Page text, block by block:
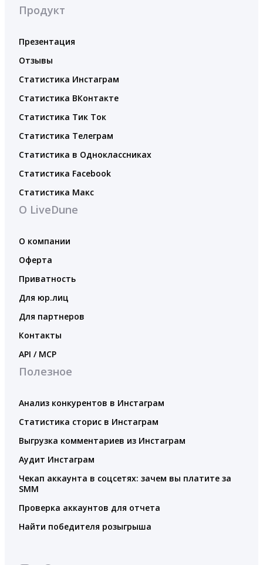
Продукт
Презентация
Отзывы
Статистика Инстаграм
Статистика ВКонтакте
Статистика Тик Ток
Статистика Телеграм
Статистика в Одноклассниках
Статистика Facebook
Статистика Макс
О LiveDune
О компании
Оферта
Приватность
Для юр.лиц
Для партнеров
Контакты
API / MCP
Полезное
Анализ конкурентов в Инстаграм
Статистика сторис в Инстаграм
Выгрузка комментариев из Инстаграм
Аудит Инстаграм
Чекап аккаунта в соцсетях: зачем вы платите за
SMM
Проверка аккаунтов для отчета
Найти победителя розыгрыша